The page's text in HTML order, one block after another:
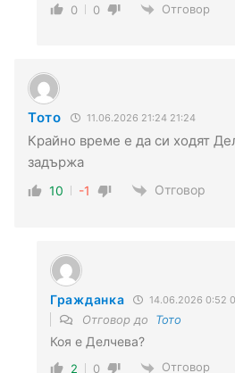
0 0 Отговор
Тото 11.06.2026 21:24 21:24
Крайно време е да си ходят
задържа
10 -1 Отговор
Гражданка 14.06.2026 0:52
Отговор до Тото
Коя е Делчева?
2 0 Отговор